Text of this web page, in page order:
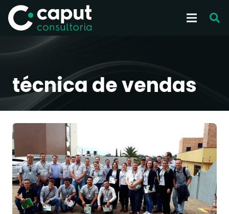
técnica de vendas